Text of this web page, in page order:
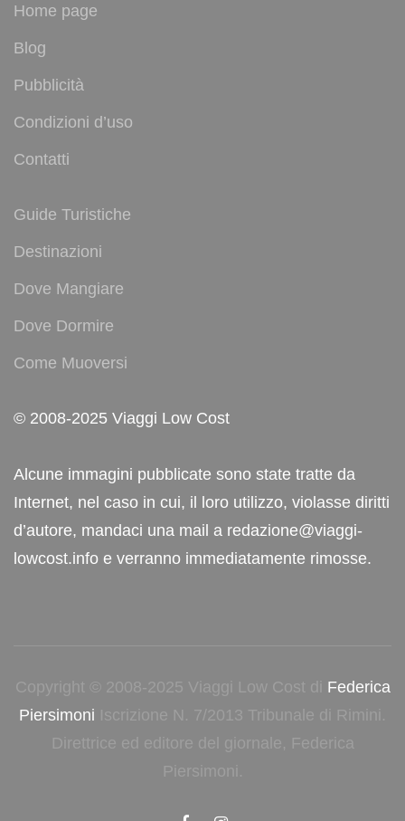
Home page
Blog
Pubblicità
Condizioni d’uso
Contatti
Guide Turistiche
Destinazioni
Dove Mangiare
Dove Dormire
Come Muoversi
© 2008-2025 Viaggi Low Cost
Alcune immagini pubblicate sono state tratte da
Internet, nel caso in cui, il loro utilizzo, violasse diritti
d’autore, mandaci una mail a redazione@viaggi-
lowcost.info e verranno immediatamente rimosse.
Copyright © 2008-2025 Viaggi Low Cost di Federica
Piersimoni Iscrizione N. 7/2013 Tribunale di Rimini.
Direttrice ed editore del giornale, Federica
Piersimoni.